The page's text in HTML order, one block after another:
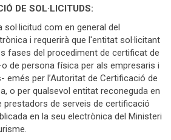
DE SOL·LICITUDS:
com en general del
i requerirà que l'entitat sol·licitant
fases del procediment de certificat de
de persona física per als empresaris i
emés per l’Autoritat de Certificació de
o per qualsevol entitat reconeguda en
prestadors de serveis de certificació
en la seu electrònica del Ministeri